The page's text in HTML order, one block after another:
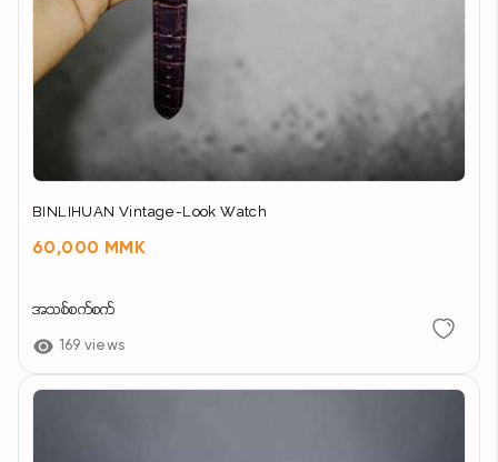
BINLIHUAN Vintage-Look Watch
60,000 MMK
အသစ်စက်စက်
169 views